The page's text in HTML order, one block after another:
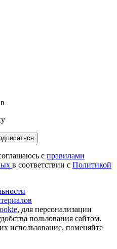
с правилами
в соответствии с Политикой
, для персонализации
пользования сайтом.
использование, поменяйте